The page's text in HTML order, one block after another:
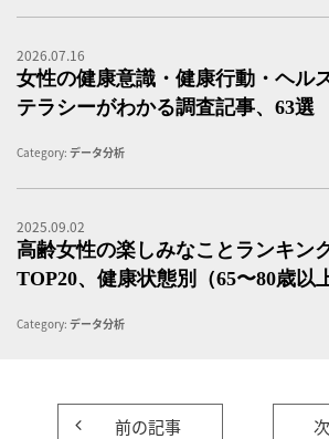
2026.07.16
女性の健康意識・健康行動・ヘル
テラシーがわかる調査記事、63選
Category: データ分析
2025.09.02
高齢女性の楽しみなことランキン
TOP20、健康状態別（65〜80歳以
Category: データ分析
前の記事